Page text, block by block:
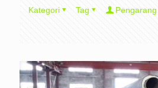
Kategori Tag
Pengarang